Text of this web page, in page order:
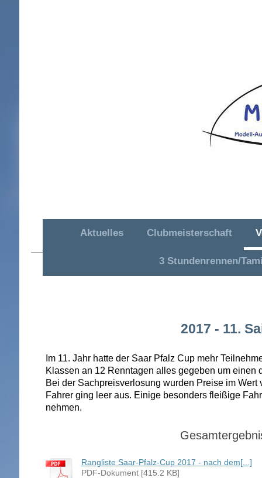
Aktuelles Clubmeisterschaft
3 Stundenrennen/
MAC OR Hütschenhausen e. V.
2017 - 11.
Im 11. Jahr hatte der Saar Pfalz Cup mehr
Klassen an 12 Renntagen alles gegeben um einen
Bei der Sachpreisverlosung wurden Preise im
Fahrer ging leer aus. Einige besonders fleißige
nehmen.
Rangliste Saar-Pfalz-Cup 2017 - nach dem[...]
PDF-Dokument [415.2 KB]